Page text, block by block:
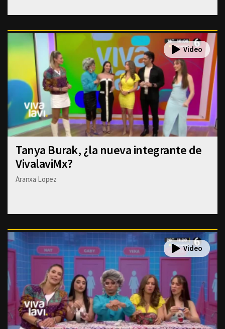
Tanya Burak, ¿la nueva integrante de
VivalaviMx?
Aranxa Lopez